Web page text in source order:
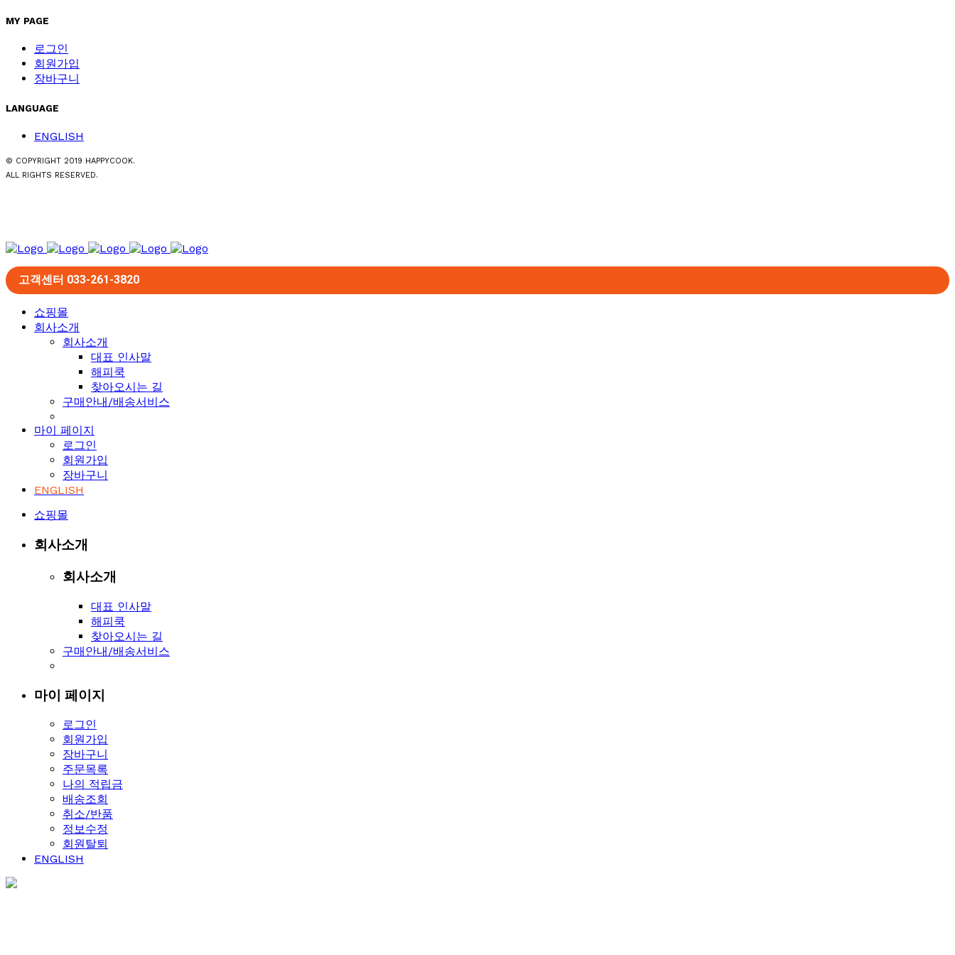
MY PAGE
로그인
회원가입
장바구니
LANGUAGE
ENGLISH
© COPYRIGHT 2019 HAPPYCOOK.
ALL RIGHTS RESERVED.
고객센터 033-261-3820
쇼핑몰
회사소개
회사소개
대표 인사말
해피쿡
찾아오시는 길
구매안내/배송서비스
마이 페이지
로그인
회원가입
장바구니
ENGLISH
쇼핑몰
회사소개
회사소개
대표 인사말
해피쿡
찾아오시는 길
구매안내/배송서비스
마이 페이지
로그인
회원가입
장바구니
주문목록
나의 적립금
배송조회
취소/반품
정보수정
회원탈퇴
ENGLISH